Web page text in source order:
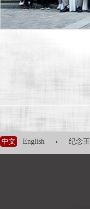
中文 English · 纪念